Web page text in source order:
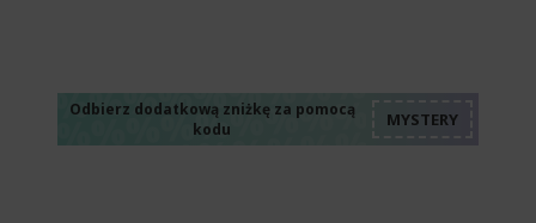
Odbierz dodatkową zniżkę za pomocą
kodu